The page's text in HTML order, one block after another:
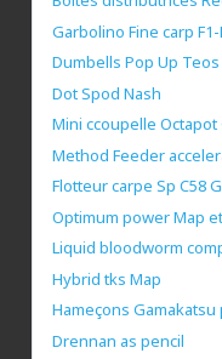
Garbolino Fine carp F1-
Dumbells Pop Up Teos
Dot Spod Nash
Mini ccoupelle
Method Feeder
Flotteur carpe Sp C58
Optimum power Map
Liquid bloodworm
Hybrid tks Map
Hameçons Gamakatsu
Drennan as pencil